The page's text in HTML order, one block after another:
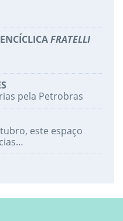
FRATELLI
pela Petrobras
este espaço